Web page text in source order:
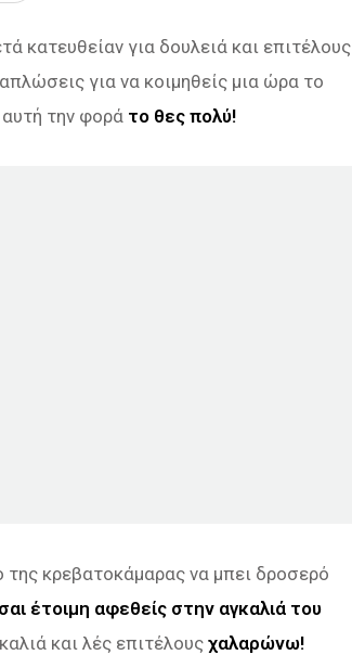
κατευθείαν για δουλειά και επιτέλους
για να κοιμηθείς μια ώρα το
την φορά το θες πολύ!
της κρεβατοκάμαρας να μπει δροσερό
έτοιμη αφεθείς στην αγκαλιά του
και λές επιτέλουςχαλαρώνω!